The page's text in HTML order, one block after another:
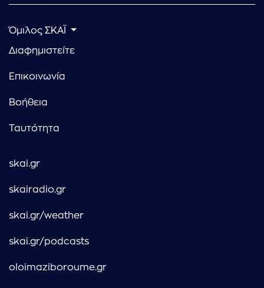
Όμιλος ΣΚΑΪ
Διαφημιστείτε
Επικοινωνία
Βοήθεια
Ταυτότητα
skai.gr
skairadio.gr
skai.gr/weather
skai.gr/podcasts
oloimaziboroume.gr